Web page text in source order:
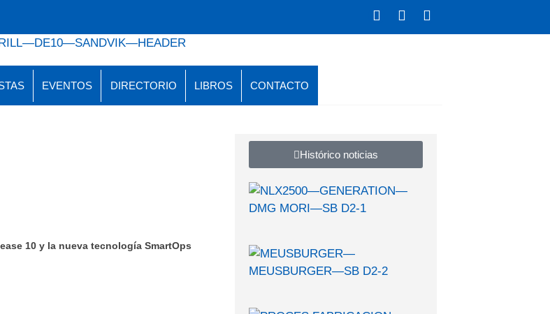
EVENTOS DIRECTORIO LIBROS CONTACTO
10 y la nueva tecnología SmartOps
Histórico noticias